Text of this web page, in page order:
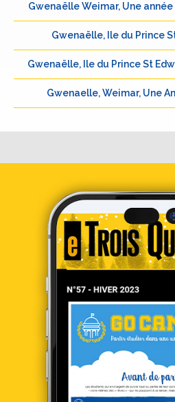
Gwenaëlle Weimar, Une
Gwenaëlle, Ile du Prince
Gwenaëlle, Ile du Prince St
Gwenaelle, Weimar, Une